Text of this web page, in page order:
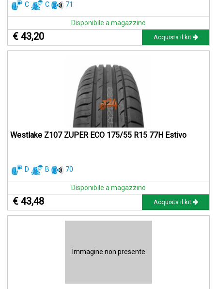
C C 71
Disponibile a magazzino
€ 43,20 Acquista il kit
Westlake Z107 ZUPER ECO 175/55 R15 77H Estivo
D B 70
Disponibile a magazzino
€ 43,48 Acquista il kit
Immagine non presente